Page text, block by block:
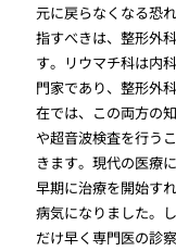
元に戻らなくなる恐
指すべきは、整形外
す。リウマチ科は内
門家であり、整形外
在では、この両方の
や超音波検査を行う
きます。現代の医療
早期に治療を開始す
病気になりました。
だけ早く専門医の診